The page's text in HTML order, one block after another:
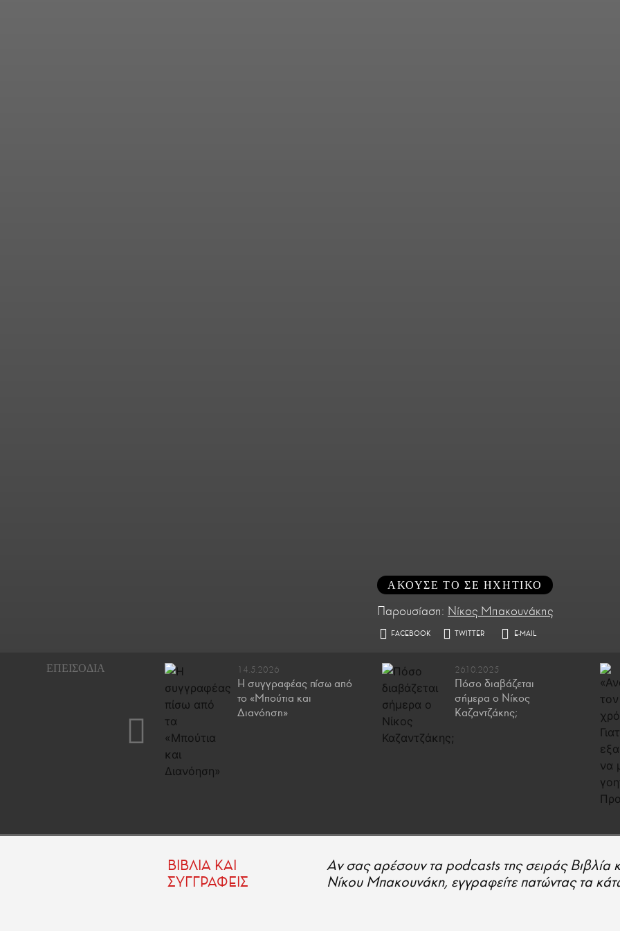
ΑΚΟΥΣΕ ΤΟ ΣΕ ΗΧΗΤΙΚΟ
Παρουσίαση: Νίκος Μπακουνάκης
25.7.2023 14.5.2026
Η συγγραφέας πίσω από
τo «Μπούτια και
Διανόηση»
26.10.2025
Πόσο διαβάζεται
σήμερα ο Νίκος
Καζαντζάκης;
ΒΙΒΛΙΑ ΚΑΙ
ΣΥΓΓΡΑΦΕΙΣ
Aν σας αρέσουν τα podcasts της σειράς Βιβλία
Νίκου Μπακουνάκη, εγγραφείτε πατώντας τα